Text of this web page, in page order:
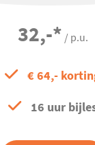
32,-* / p.u.
€ 64,-
16 uur